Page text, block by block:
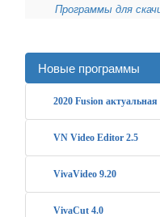
Программы для
Новые программы
2020 Fusion актуальная
VN Video Editor 2.5
VivaVideo 9.20
VivaCut 4.0